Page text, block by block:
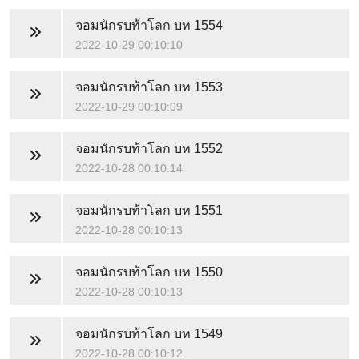
จอมนักรบท้าโลก บท 1554
2022-10-29 00:10:10
จอมนักรบท้าโลก บท 1553
2022-10-29 00:10:09
จอมนักรบท้าโลก บท 1552
2022-10-28 00:10:14
จอมนักรบท้าโลก บท 1551
2022-10-28 00:10:13
จอมนักรบท้าโลก บท 1550
2022-10-28 00:10:13
จอมนักรบท้าโลก บท 1549
2022-10-28 00:10:12